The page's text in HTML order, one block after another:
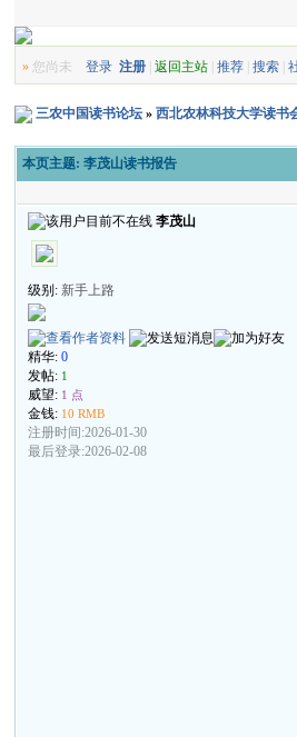
» 您尚未登录 注册 |返回主站 |推荐 |搜索 |
三农中国读书论坛 »西北农林科技大学读书
本页主题: 李茂山读书报告
李茂山
级别: 新手上路
精华:0
发帖: 1
威望: 1 点
金钱: 10 RMB
注册时间:2026-01-30
最后登录:2026-02-08